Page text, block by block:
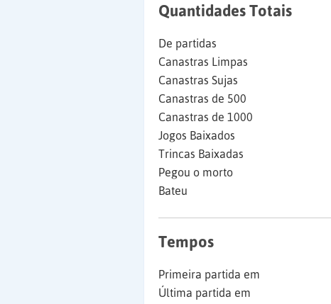
Quantidades Totais
De partidas
Canastras Limpas
Canastras Sujas
Canastras de 500
Canastras de 1000
Jogos Baixados
Trincas Baixadas
Pegou o morto
Bateu
Tempos
Primeira partida em
Última partida em